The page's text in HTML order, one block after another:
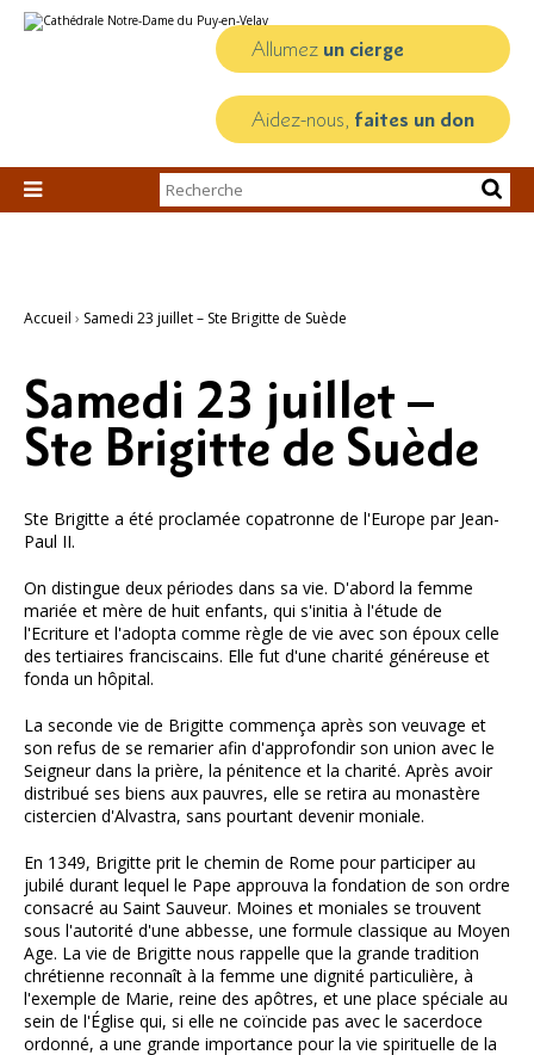
au
personnels
Allumez un cierge
Aidez-nous, faites un don

Chercher par
Recherche
Accueil › Samedi 23 juillet – Ste Brigitte de Suède
Samedi 23 juillet –
Ste Brigitte de Suède
Ste Brigitte a été proclamée copatronne de l'Europe par Jean-
Paul II.
On distingue deux périodes dans sa vie. D'abord la femme
mariée et mère de huit enfants, qui s'initia à l'étude de
l'Ecriture et l'adopta comme règle de vie avec son époux celle
des tertiaires franciscains. Elle fut d'une charité généreuse et
fonda un hôpital.
La seconde vie de Brigitte commença après son veuvage et
son refus de se remarier afin d'approfondir son union avec le
Seigneur dans la prière, la pénitence et la charité. Après avoir
distribué ses biens aux pauvres, elle se retira au monastère
cistercien d'Alvastra, sans pourtant devenir moniale.
En 1349, Brigitte prit le chemin de Rome pour participer au
jubilé durant lequel le Pape approuva la fondation de son ordre
consacré au Saint Sauveur. Moines et moniales se trouvent
sous l'autorité d'une abbesse, une formule classique au Moyen
Age. La vie de Brigitte nous rappelle que la grande tradition
chrétienne reconnaît à la femme une dignité particulière, à
l'exemple de Marie, reine des apôtres, et une place spéciale au
sein de l'Église qui, si elle ne coïncide pas avec le sacerdoce
ordonné, a une grande importance pour la vie spirituelle de la